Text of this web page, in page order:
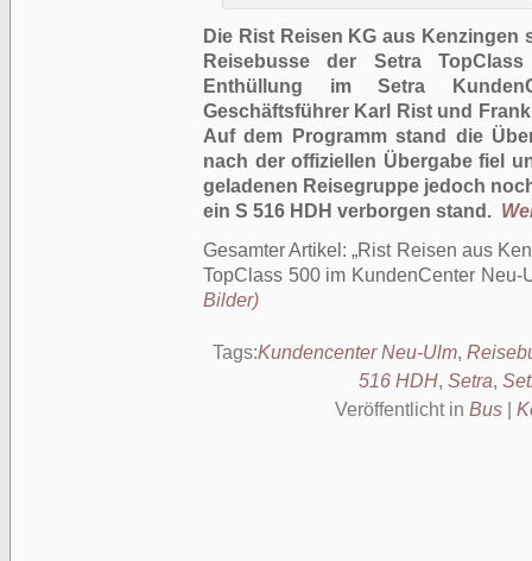
Die Rist Reisen KG aus Kenzingen
Reisebusse der Setra
Enthüllung im Setra
Geschäftsführer Karl Rist und
Auf dem Programm stand die
nach der offiziellen Übergabe fiel
geladenen Reisegruppe jedoch
ein S 516 HDH verborgen stand.
Gesamter Artikel: Rist Reisen aus
TopClass 500 im KundenCenter Neu-
Bilder)
Tags:Kundencenter Neu-Ulm,
516 HDH, Setra,
Veröffentlicht in Bus|